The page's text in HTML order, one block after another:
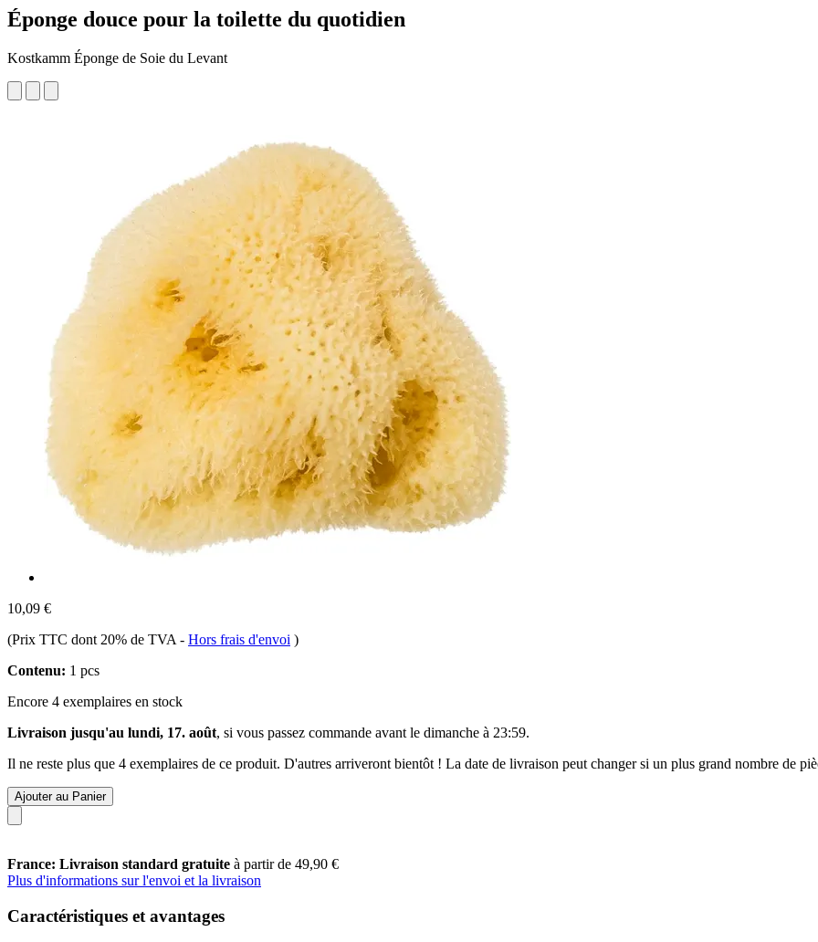
Éponge douce pour la toilette du quotidien
Kostkamm Éponge de Soie du Levant
10,09 €
(Prix TTC dont 20% de TVA - Hors frais d'envoi )
Contenu: 1 pcs
Encore 4 exemplaires en stock
Livraison jusqu'au lundi, 17. août, si vous passez commande avant le dimanche à 23:59.
Il ne reste plus que 4 exemplaires de ce produit. D'autres arriveront bientôt ! La date de livraison peut changer si un plus grand nombre de
Ajouter au Panier
France: Livraison standard gratuite à partir de 49,90 €
Plus d'informations sur l'envoi et la livraison
Caractéristiques et avantages